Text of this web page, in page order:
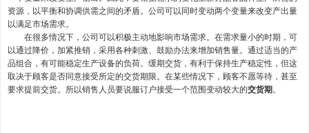
资源，以平衡和协调供需之间的矛盾。公司可以同时变动两个变量来改变产出量
以满足市场需求。
在很多情况下，公司可以积极主动地影响市场需求。在需求量小的时期，可
以通过降价，加紧推销，采用各种刺激、鼓励办法来增加销售量。通过适当的产
品组合，有可能稳定生产设备的负荷。缓期交货，有利于保持生产稳定性，但这
取决于顾客是否同意接受所定的交货期限。在某些情况下，顾客不愿等待，甚至
要求提前交货。所以销售人员要说服订户接受一个范围变动较大的交货期。